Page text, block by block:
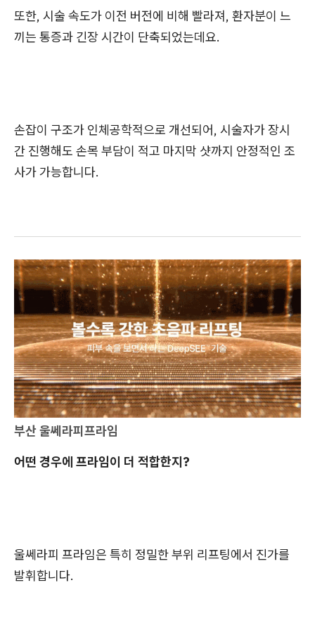
또한, 시술 속도가 이전 버전에 비해 빨라져, 환자분이 느
끼는 통증과 긴장 시간이 단축되었는데요.
손잡이 구조가 인체공학적으로 개선되어, 시술자가 장시
간 진행해도 손목 부담이 적고 마지막 샷까지 안정적인 조
사가 가능합니다.
부산 울쎄라피프라임
어떤 경우에 프라임이 더 적합한지?
울쎄라피 프라임은 특히 정밀한 부위 리프팅에서 진가를
발휘합니다.